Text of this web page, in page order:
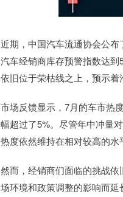
近期，中国汽车流通协会公
汽车经销商库存预警指数达
依旧位于荣枯线之上，预示着
市场反馈显示，7月的车市热
幅超过了5%。尽管年中冲量
热度依然维持在相对较高的水
然而，经销商们面临的挑战
场环境和政策调整的影响而